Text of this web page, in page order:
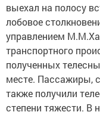
выехал на полосу
лобовое
управлением
транспортного
полученных
месте. Пассажиры,
также получили
степени тяжести. В